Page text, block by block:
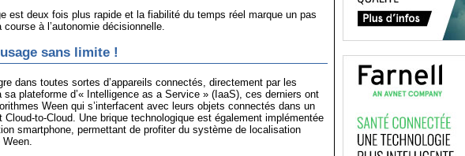
est deux fois plus rapide et la fiabilité du temps réel marque un pas
à l’autonomie décisionnelle.
sans limite !
dans toutes sortes d’appareils connectés, directement par les
sa plateforme d’« Intelligence as a Service » (IaaS), ces derniers ont
Ween qui s’interfacent avec leurs objets connectés dans un
Cloud-to-Cloud. Une brique technologique est également implémentée
smartphone, permettant de profiter du système de localisation
Ween.